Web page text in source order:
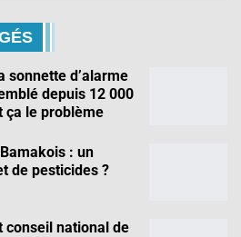
sonnette d’alarme
depuis 12 000
ça le problème
: un
de pesticides ?
conseil national de